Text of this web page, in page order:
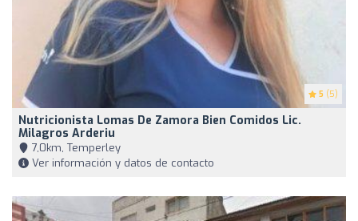
5 (5)
Nutricionista Lomas De Zamora Bien Comidos Lic.
Milagros Arderiu
7,0km, Temperley
Ver información y datos de contacto